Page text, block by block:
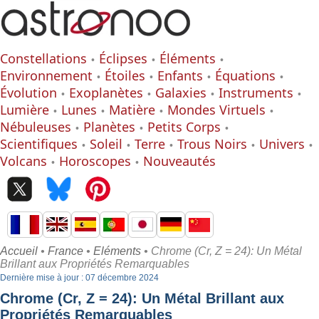
Constellations Éclipses
Éléments
Environnement
Étoiles Enfants
Équations
Évolution
Exoplanètes Galaxies
Instruments
Lumière
Lunes Matière
Mondes Virtuels
Nébuleuses
Planètes
Petits Corps
Scientifiques
Soleil Terre Trous Noirs
Univers
Volcans
Horoscopes Nouveautés
Accueil • France • Eléments • Chrome (Cr, Z = 24): Un Métal
Brillant aux Propriétés Remarquables
Dernière mise à jour : 07 décembre 2024
Chrome (Cr, Z = 24): Un Métal Brillant aux
Propriétés Remarquables